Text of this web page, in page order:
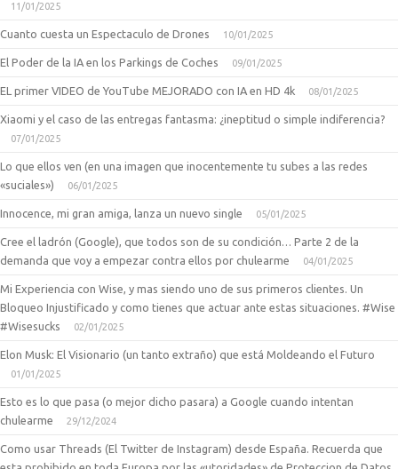
11/01/2025
Cuanto cuesta un Espectaculo de Drones 10/01/2025
El Poder de la IA en los Parkings de Coches 09/01/2025
EL primer VIDEO de YouTube MEJORADO con IA en HD 4k 08/01/2025
Xiaomi y el caso de las entregas fantasma: ¿ineptitud o simple indiferencia?
07/01/2025
Lo que ellos ven (en una imagen que inocentemente tu subes a las redes
«suciales»)
06/01/2025
Innocence, mi gran amiga, lanza un nuevo single 05/01/2025
Cree el ladrón (Google), que todos son de su condición… Parte 2 de la
demanda que voy a empezar contra ellos por chulearme
04/01/2025
Mi Experiencia con Wise, y mas siendo uno de sus primeros clientes. Un
Bloqueo Injustificado y como tienes que actuar ante estas situaciones. #Wise
#Wisesucks
02/01/2025
Elon Musk: El Visionario (un tanto extraño) que está Moldeando el Futuro
01/01/2025
Esto es lo que pasa (o mejor dicho pasara) a Google cuando intentan
chulearme
29/12/2024
Como usar Threads (El Twitter de Instagram) desde España. Recuerda que